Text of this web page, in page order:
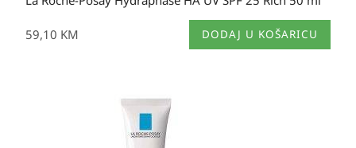
59,10 KM DODAJ U KOŠARICU